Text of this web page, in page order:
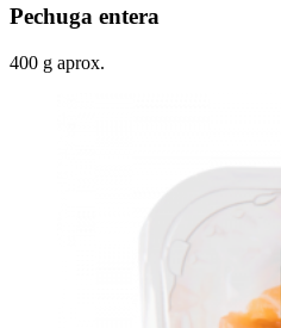
Pechuga entera
400 g aprox.